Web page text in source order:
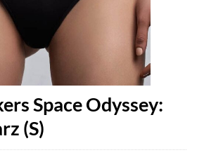
Space Odyssey:
(S)